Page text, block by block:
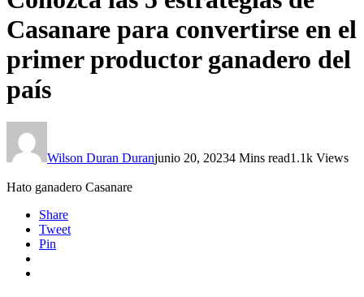
Casanare para convertirse en el
primer productor ganadero del
país
Wilson Duran Duranjunio 20, 20234 Mins read1.1k Views
Hato ganadero Casanare
Share
Tweet
Pin